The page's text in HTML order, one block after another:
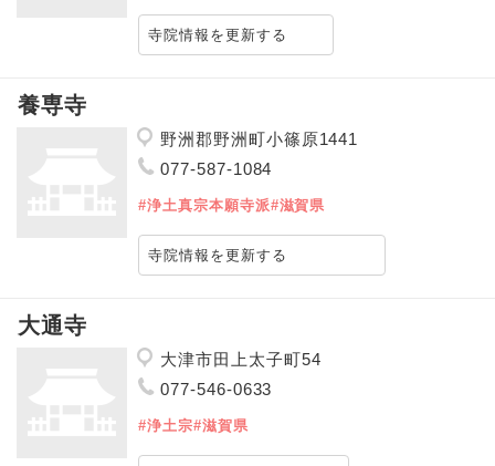
寺院情報を更新する
養専寺
野洲郡野洲町小篠原1441
077-587-1084
#浄土真宗本願寺派#滋賀県
寺院情報を更新する
大通寺
大津市田上太子町54
077-546-0633
#浄土宗#滋賀県